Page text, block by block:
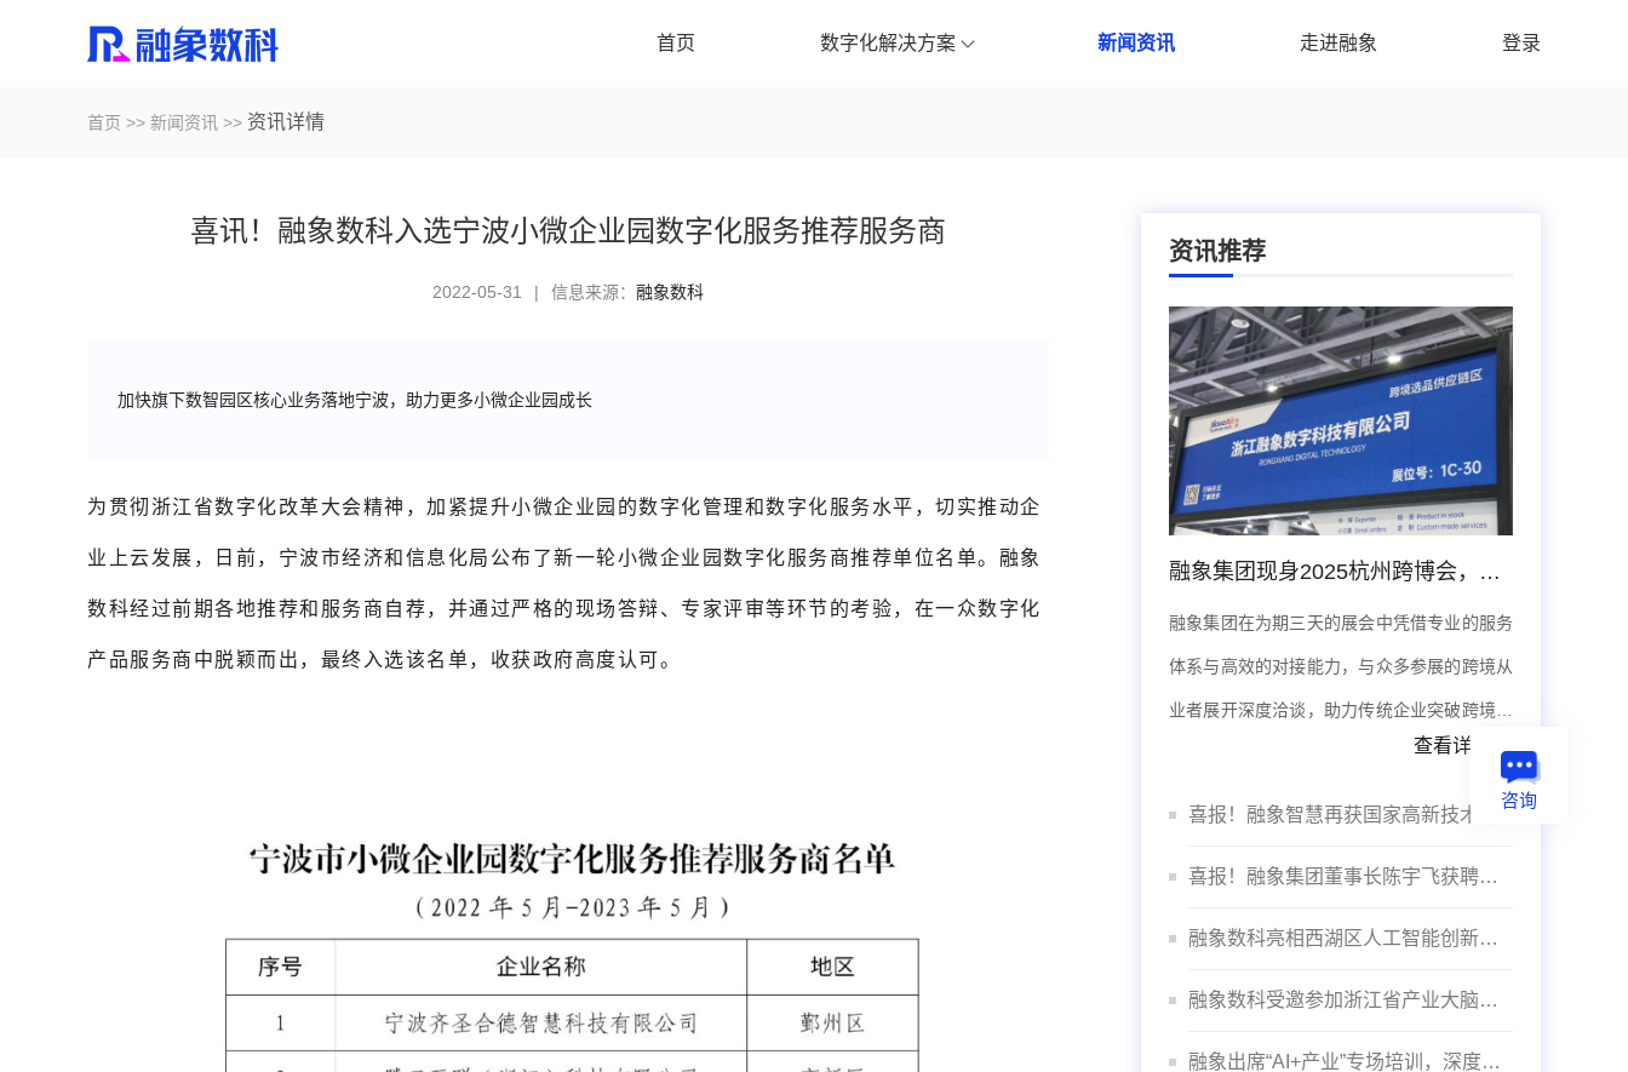
首页 数字化解决方案 新闻资讯 走进融象 登录
首页 >> 新闻资讯 >> 资讯详情
喜讯！融象数科入选宁波小微企业园数字化服务推荐服务商
2022-05-31 | 信息来源： 融象数科
加快旗下数智园区核心业务落地宁波，助力更多小微企业园成长
为贯彻浙江省数字化改革大会精神，加紧提升小微企业园的数字化管理和数字化服务水平，切实推动企
业上云发展，日前，宁波市经济和信息化局公布了新一轮小微企业园数字化服务商推荐单位名单。融象
数科经过前期各地推荐和服务商自荐，并通过严格的现场答辩、专家评审等环节的考验，在一众数字化
产品服务商中脱颖而出，最终入选该名单，收获政府高度认可。
资讯推荐
融象集团现身2025杭州跨博会，数据智能体系赋能出海
融象集团在为期三天的展会中凭借专业的服务
体系与高效的对接能力，与众多参展的跨境从
业者展开深度洽谈，助力传统企业突破跨境壁
查看详情>>
喜报！融象集团董事长陈宇飞获聘杭州数据交易所“咨询委员会专家”
融象数科亮相西湖区人工智能创新发展大会
融象数科受邀参加浙江省产业大脑建设推进会议
融象出席“AI+产业”专场培训，深度赋能“智”造未来
咨询